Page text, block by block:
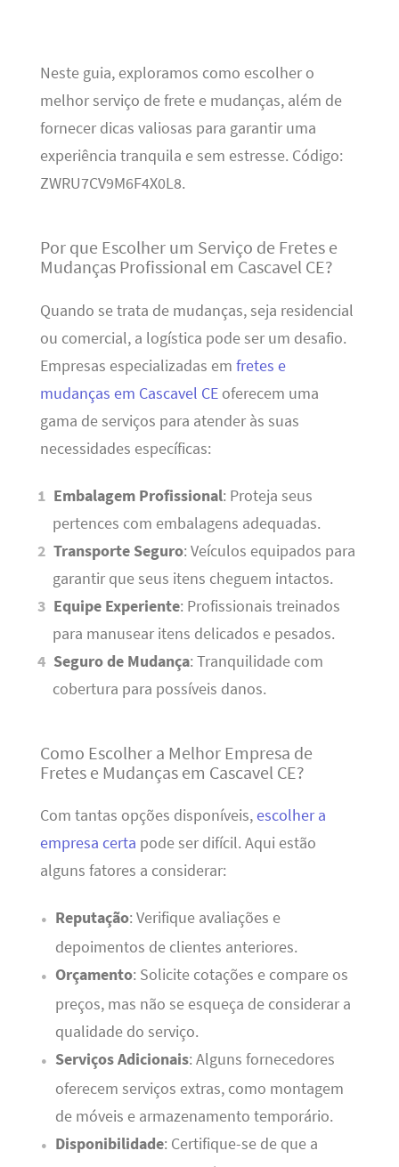
Neste guia, exploramos como escolher o
melhor serviço de frete e mudanças, além de
fornecer dicas valiosas para garantir uma
experiência tranquila e sem estresse. Código:
ZWRU7CV9M6F4X0L8.
Por que Escolher um Serviço de Fretes e
Mudanças Profissional em Cascavel CE?
Quando se trata de mudanças, seja residencial
ou comercial, a logística pode ser um desafio.
Empresas especializadas em fretes e
mudanças em Cascavel CEoferecem uma
gama de serviços para atender às suas
necessidades específicas:
Embalagem Profissional: Proteja seus
pertences com embalagens adequadas.
Transporte Seguro: Veículos equipados para
garantir que seus itens cheguem intactos.
Equipe Experiente: Profissionais treinados
para manusear itens delicados e pesados.
Seguro de Mudança: Tranquilidade com
cobertura para possíveis danos.
Como Escolher a Melhor Empresa de
Fretes e Mudanças em Cascavel CE?
Com tantas opções disponíveis,escolher a
empresa certa pode ser difícil. Aqui estão
alguns fatores a considerar:
Reputação: Verifique avaliações e
depoimentos de clientes anteriores.
Orçamento: Solicite cotações e compare os
preços, mas não se esqueça de considerar a
qualidade do serviço.
Serviços Adicionais: Alguns fornecedores
oferecem serviços extras, como montagem
de móveis e armazenamento temporário.
Disponibilidade: Certifique-se de que a